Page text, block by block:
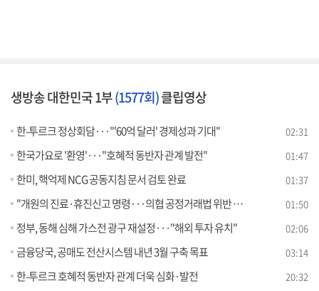
생방송 대한민국 1부(1577회)클립영상
한-투르크 정상회담···"'60억 달러' 경제성과 기대" 02:31
한국가요로 '환영'···"호혜적 동반자 관계 발전" 01:47
한미, 핵억제 NCG 공동지침 문서 검토 완료 01:37
"개원의 진료·휴진신고 명령···의협 공정거래법 위반 검토" 01:50
정부, 동해 심해 가스전 광구 재설정···"해외 투자 유치" 02:06
금융당국, 공매도 전산시스템 내년 3월 구축 목표 03:14
한-투르크 호혜적 동반자 관계 더욱 심화·발전 20:32